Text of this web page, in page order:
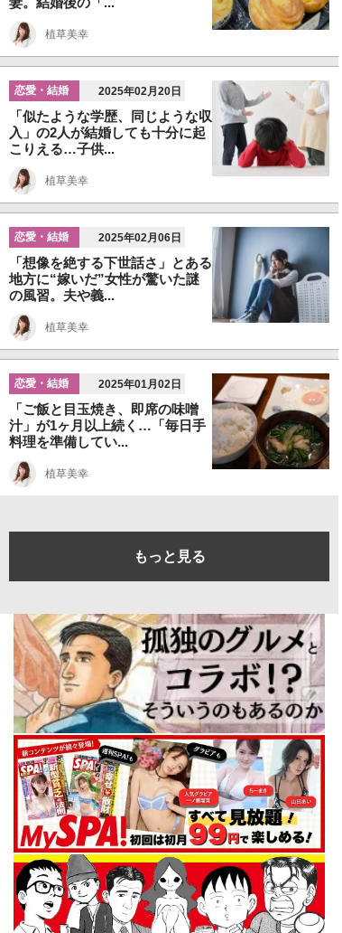
植草美幸
恋愛・結婚 2025年02月20日
「似たような学歴、同じような収
入」の2人が結婚しても十分に起
こりえる…子供...
植草美幸
恋愛・結婚 2025年02月06日
「想像を絶する下世話さ」とある
地方に“嫁いだ”女性が驚いた謎
の風習。夫や義...
植草美幸
恋愛・結婚 2025年01月02日
「ご飯と目玉焼き、即席の味噌
汁」が1ヶ月以上続く…「毎日手
料理を準備してい...
植草美幸
もっと見る